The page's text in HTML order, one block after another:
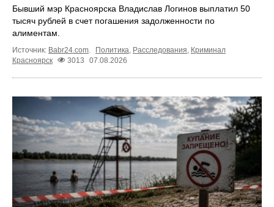
Бывший мэр Красноярска Владислав Логинов выплатил 50
тысяч рублей в счет погашения задолженности по
алиментам.
Источник: Babr24.com. Политика, Расследования, Криминал
Красноярск
3013 07.08.2026